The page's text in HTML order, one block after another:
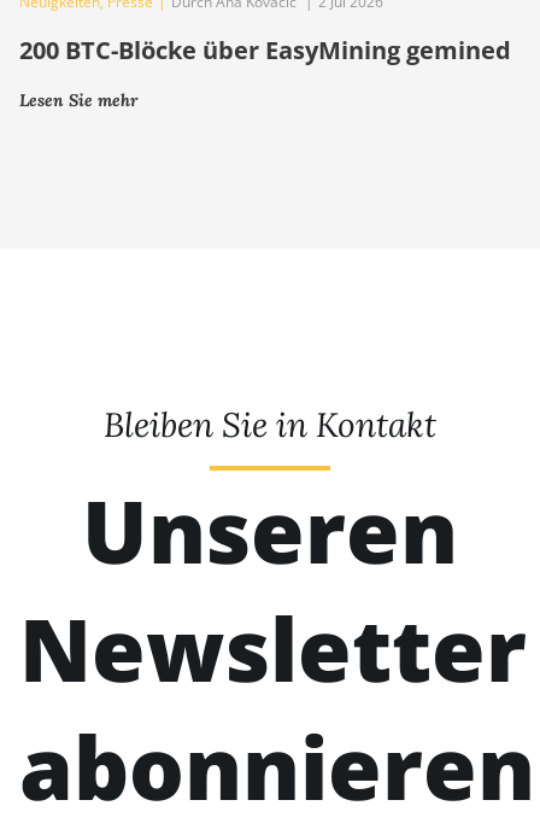
200 BTC-Blöcke über EasyMining gemined
Lesen Sie mehr
Bleiben Sie in Kontakt
Unseren
Newsletter
abonnieren